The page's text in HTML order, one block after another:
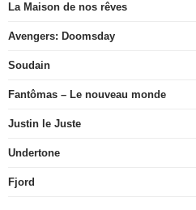
La Maison de nos rêves
Avengers: Doomsday
Soudain
Fantômas – Le nouveau monde
Justin le Juste
Undertone
Fjord